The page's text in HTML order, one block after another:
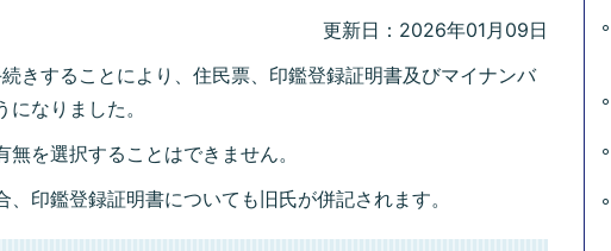
更新日：2026年01月09日
きすることにより、住民票、印鑑登録証明書及びマイナンバ
なりました。
を選択することはできません。
印鑑登録証明書についても旧氏が併記されます。